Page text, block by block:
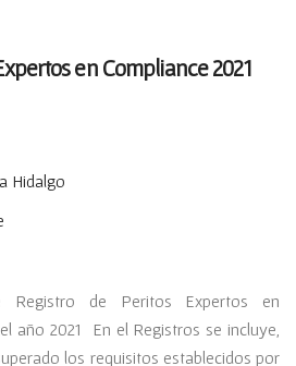
en Compliance 2021
Hidalgo
Registro de Peritos Expertos en
año 2021 En el Registros se incluye,
los requisitos establecidos por